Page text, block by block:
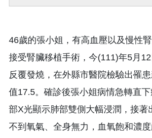
46歲的張小姐，有高血壓以及慢性
接受腎臟移植手術，今(111)年5月
反覆發燒，在外縣市醫院檢驗出罹
值17.5。確診後張小姐病情急轉直
部X光顯示肺部雙側大幅浸潤，接著
不到氧氣、全身無力，血氧飽和濃